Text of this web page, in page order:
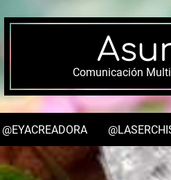
Comunicación
@EYACREADORA